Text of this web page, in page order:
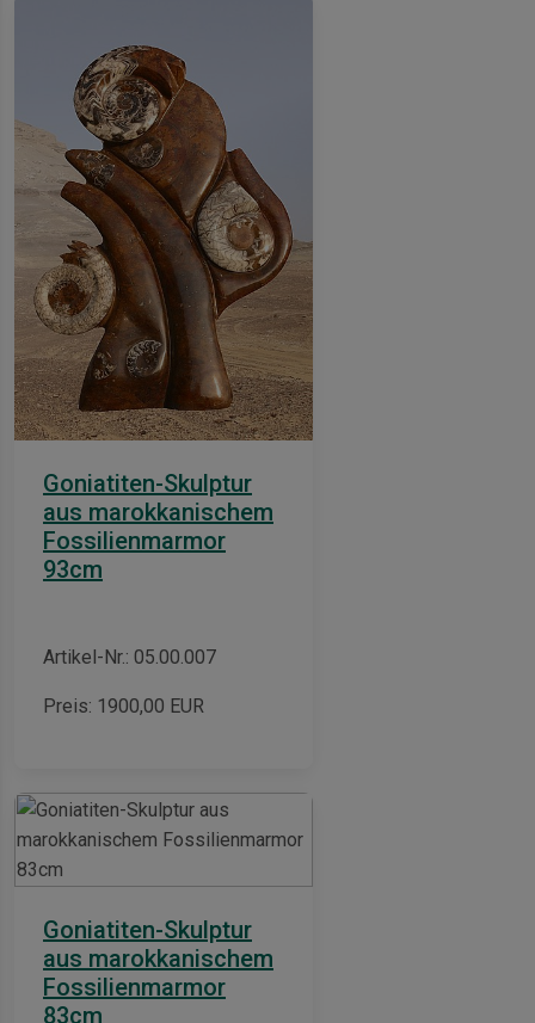
Goniatiten-Skulptur
aus marokkanischem
Fossilienmarmor
93cm
Artikel-Nr.: 05.00.007
Preis: 1900,00 EUR
Goniatiten-Skulptur
aus marokkanischem
Fossilienmarmor
83cm